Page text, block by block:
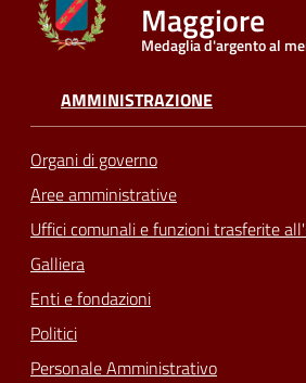
Seguici
Maggiore
Medaglia d'argento al
AMMINISTRAZIONE
Organi di governo
Aree amministrative
Uffici comunali e funzioni trasferite
Galliera
Enti e fondazioni
Politici
Personale Amministrativo